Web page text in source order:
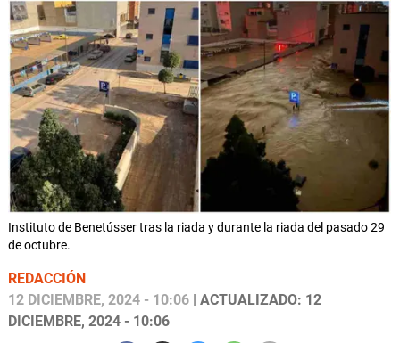
Instituto de Benetússer tras la riada y durante la riada del pasado 29
de octubre.
REDACCIÓN
12 DICIEMBRE, 2024 - 10:06 | ACTUALIZADO: 12
DICIEMBRE, 2024 - 10:06